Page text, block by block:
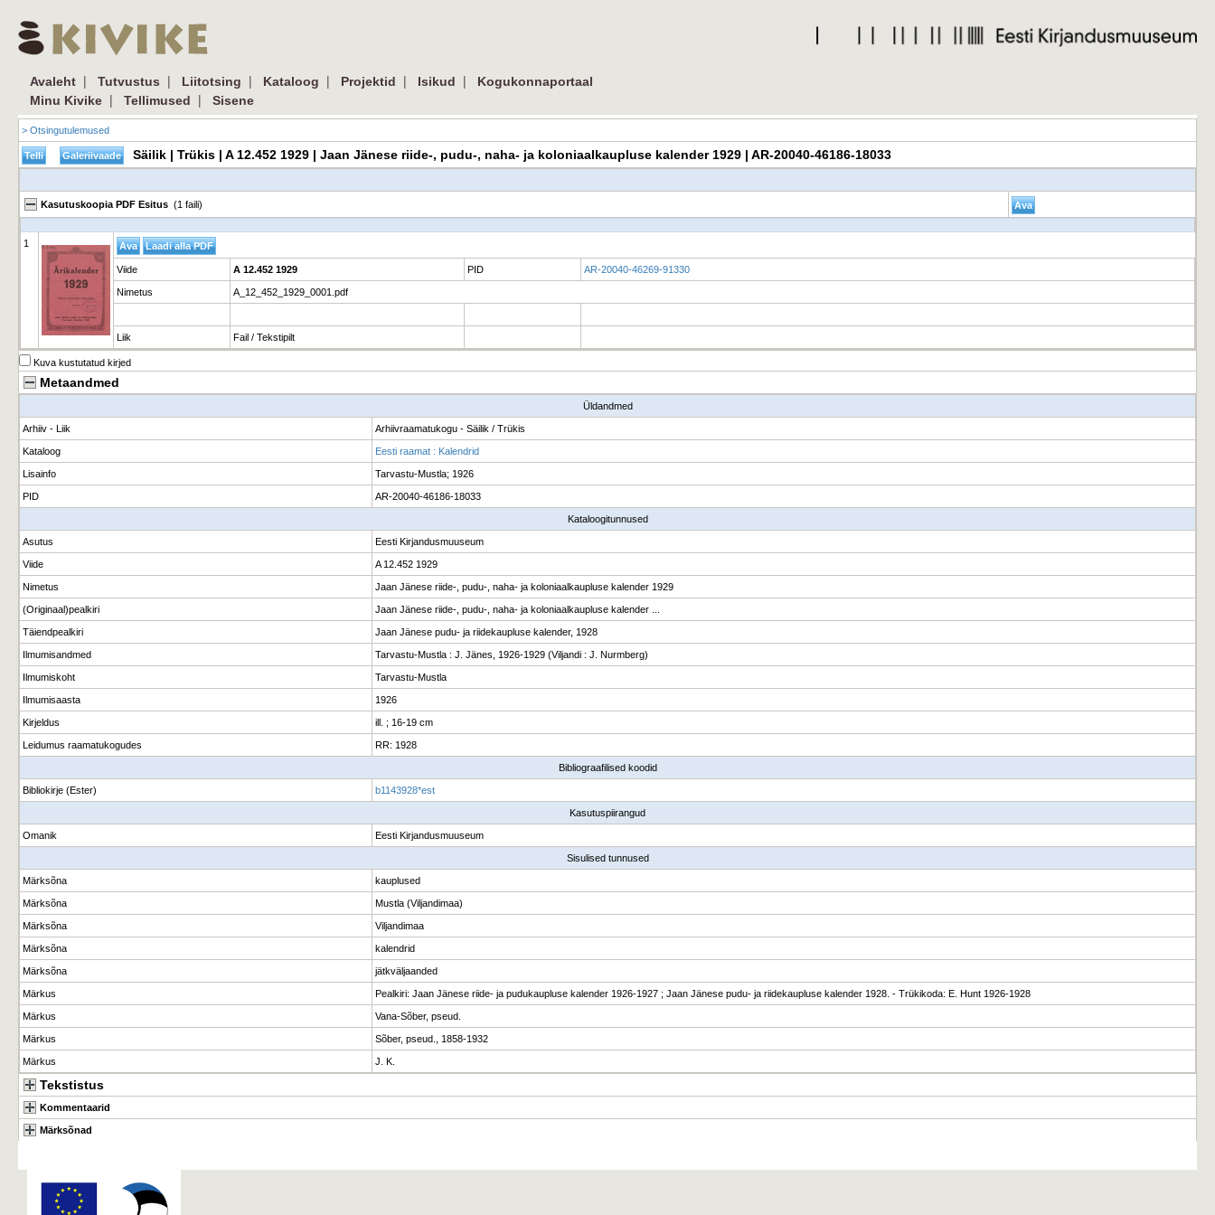
Avaleht | Tutvustus | Liitotsing | Kataloog | Projektid | Isikud |
Kogukonnaportaal
Minu Kivike | Tellimused | Sisene
> Otsingutulemused
Säilik | Trükis | A 12.452 1929 | Jaan Jänese riide-, pudu-, naha- ja koloniaalkaupluse kalender 1929 | AR-20040-46186-18033
Kasutuskoopia PDF Esitus (1 faili)
1
Viide A 12.452 1929 PID AR-20040-46269-91330
Nimetus A_12_452_1929_0001.pdf
Liik Fail / Tekstipilt
Kuva kustutatud kirjed
Metaandmed
Üldandmed
Arhiiv - Liik Arhiivraamatukogu - Säilik / Trükis
Kataloog Eesti raamat : Kalendrid
Lisainfo Tarvastu-Mustla; 1926
PID AR-20040-46186-18033
Kataloogitunnused
Asutus Eesti Kirjandusmuuseum
Viide A 12.452 1929
Nimetus Jaan Jänese riide-, pudu-, naha- ja koloniaalkaupluse kalender 1929
(Originaal)pealkiri Jaan Jänese riide-, pudu-, naha- ja koloniaalkaupluse kalender ...
Täiendpealkiri Jaan Jänese pudu- ja riidekaupluse kalender, 1928
Ilmumisandmed Tarvastu-Mustla : J. Jänes, 1926-1929 (Viljandi : J. Nurmberg)
Ilmumiskoht Tarvastu-Mustla
Ilmumisaasta 1926
Kirjeldus ill. ; 16-19 cm
Leidumus raamatukogudes RR: 1928
Bibliograafilised koodid
Bibliokirje (Ester) b1143928*est
Kasutuspiirangud
Omanik Eesti Kirjandusmuuseum
Sisulised tunnused
Märksõna kauplused
Märksõna Mustla (Viljandimaa)
Märksõna Viljandimaa
Märksõna kalendrid
Märksõna jätkväljaanded
Märkus Pealkiri: Jaan Jänese riide- ja pudukaupluse kalender 1926-1927 ; Jaan Jänese pudu- ja riidekaupluse kalender 1928. - Trükikoda: E. Hunt 1926-1928
Märkus Vana-Sõber, pseud.
Märkus Sõber, pseud., 1858-1932
Märkus J. K.
Tekstistus
Kommentaarid
Märksõnad